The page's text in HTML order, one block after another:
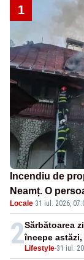
1
Incendiu de
Neamț. O
VIDEO
Locale·31 iul. 2026,
2 Lifestyle-31 iul.
Sărbătoarea
începe